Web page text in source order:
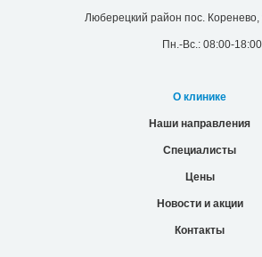
Люберецкий район пос. Коренево,
Пн.-Вс.: 08:00-18:00
О клинике
Наши направления
Специалисты
Цены
Новости и акции
Контакты